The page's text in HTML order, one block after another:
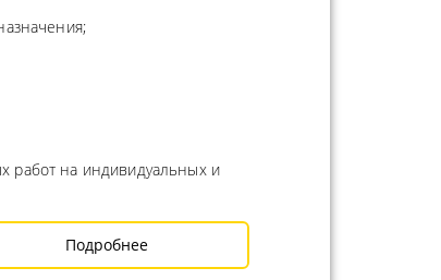
работ на индивидуальных и
Подробнее